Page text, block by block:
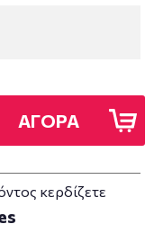
ΑΓΟΡΑ
κερδίζετε